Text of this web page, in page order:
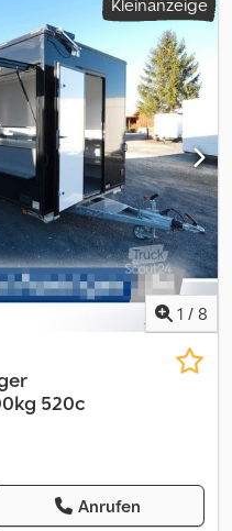
1 / 8
520c
Anrufen